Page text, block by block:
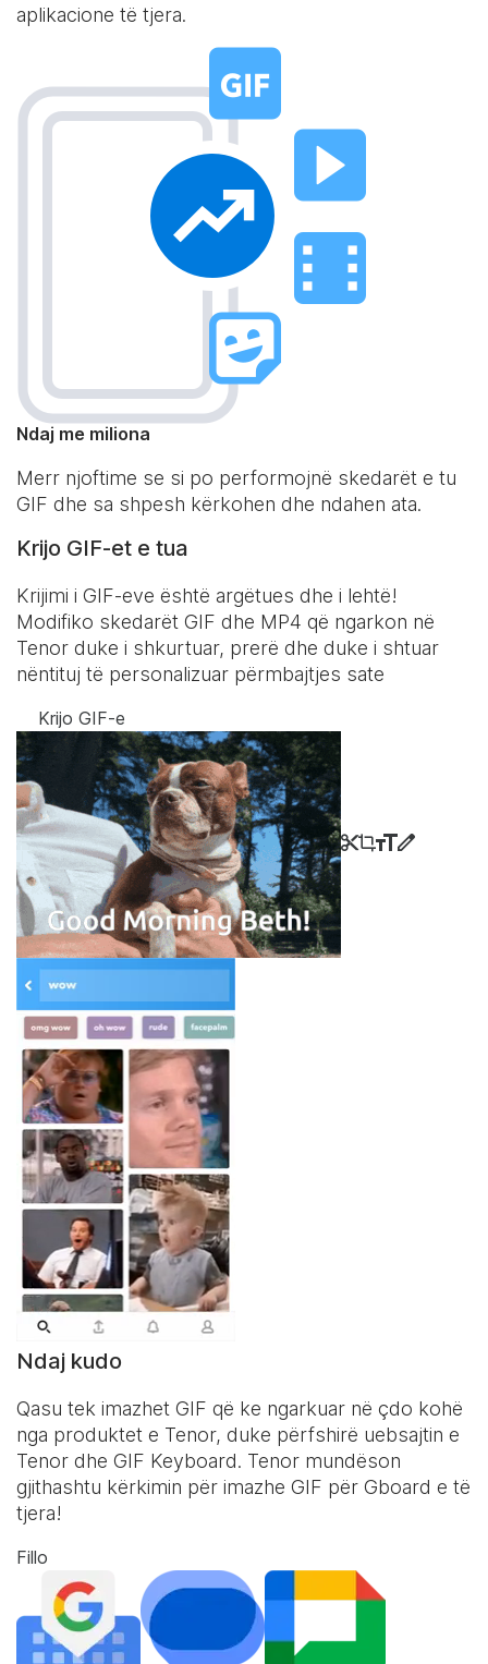
aplikacione të tjera.
Ndaj me miliona
Merr njoftime se si po performojnë skedarët e tu
GIF dhe sa shpesh kërkohen dhe ndahen ata.
Krijo GIF-et e tua
Krijimi i GIF-eve është argëtues dhe i lehtë!
Modifiko skedarët GIF dhe MP4 që ngarkon në
Tenor duke i shkurtuar, prerë dhe duke i shtuar
nëntituj të personalizuar përmbajtjes sate
Krijo GIF-e
Ndaj kudo
Qasu tek imazhet GIF që ke ngarkuar në çdo kohë
nga produktet e Tenor, duke përfshirë uebsajtin e
Tenor dhe GIF Keyboard. Tenor mundëson
gjithashtu kërkimin për imazhe GIF për Gboard e të
tjera!
Fillo